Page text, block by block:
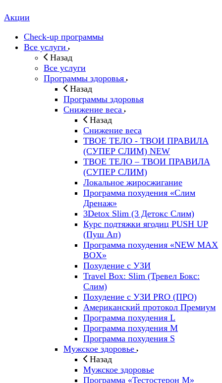
Акции
Check-up программы
Все услуги
Назад
Все услуги
Программы здоровья
Назад
Программы здоровья
Снижение веса
Назад
Снижение веса
ТВОЕ ТЕЛО - ТВОИ ПРАВИЛА
(СУПЕР СЛИМ) NEW
ТВОЕ ТЕЛО – ТВОИ ПРАВИЛА
(СУПЕР СЛИМ)
Локальное жиросжигание
Программа похудения «Слим
Дренаж»
3Detox Slim (3 Детокс Слим)
Курс подтяжки ягодиц PUSH UP
(Пуш Ап)
Программа похудения «NEW MAX
BOX»
Похудение с УЗИ
Travel Box: Slim (Тревел Бокс:
Слим)
Похудение с УЗИ PRO (ПРО)
Американский протокол Премиум
Программа похудения L
Программа похудения M
Программа похудения S
Мужское здоровье
Назад
Мужское здоровье
Программа «Тестостерон M»